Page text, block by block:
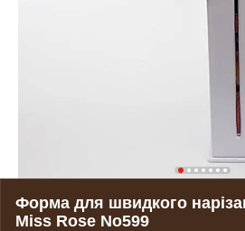
Форма для швидкого
Miss Rose No599